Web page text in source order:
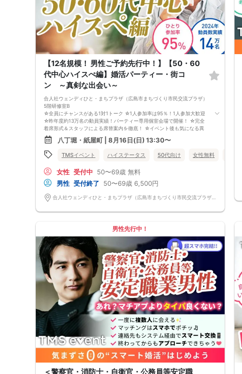
【12名規模！ 男性ご予約先行中！】【50・60
代中心ハイスぺ編】婚活パーティー・街コ
ン ～真剣な出会い～
合人社ウェンディひと・まちプラザ（広島市まちづくり市民交流プラザ）
5階研修室B
☆全員にチャンスがある1対1トーク ☆1人参加率は95％！1人参加大歓迎
☆昨年度約13万名の動員実績！パーティー専用個室会場で開催！ ☆完全
着席形式＆スタッフによる席替案内を徹底！ ☆イベント後も気になる異
性に連絡先が送れる♪（※アフターアプローチ機能） スタッフの進行で全
員の方とお話できるので、フリータイムで放置されて人気の方と一度もお
話できずに気が付いたらイベント終了・・・ということは一切ありませ
ん！ 持ち物について ・ご本人様確認書類（無い場合はキャンセル扱いと
ますと幸いです。 【ご来場に際して】 渋滞や駐車場満車による遅刻が増
えております。お車でお越しになる場合は開始時間に間に合うよう、必ず
余裕をもったご来場をお願いいたします。 ※集客状況に応じてサムネイル
等が変更になる場合がございます。 参加年齢と参加条件は変更されませ
んのでご安心ください。
八丁堀・紙屋町 | 8月16日(日) 13:30〜
TMSイベント ハイステータス 50代向け 女性無料
女性 受付中 50〜69歳 無料
男性 受付終了 50〜69歳 6,500円
男性先行中！
＜警察官・消防士・自衛官・公務員等安定職